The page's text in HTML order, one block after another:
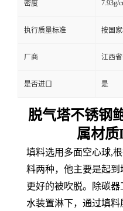
密度 7.93g/
执行质量标准 按国
厂商 江西
是否进口 是
脱气塔不锈钢
属材质
填料选用多面空心球,
料两种，他主要是起
更好的被吹脱。除碳
水装置淋下，通过填